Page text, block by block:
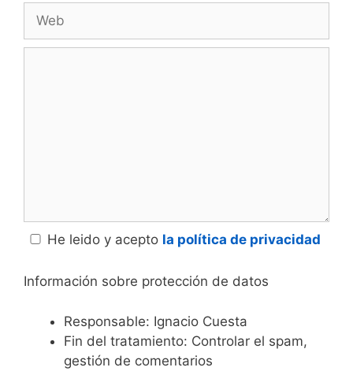
He leido y acepto la política de privacidad
Información sobre protección de datos
Responsable: Ignacio Cuesta
Fin del tratamiento: Controlar el spam,
gestión de comentarios